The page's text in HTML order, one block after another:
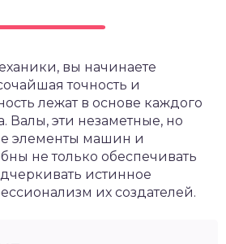
вы начинаете
точность и
лежат в основе каждого
Валы, эти незаметные, но
элементы машин и
не только обеспечивать
истинное
их создателей.